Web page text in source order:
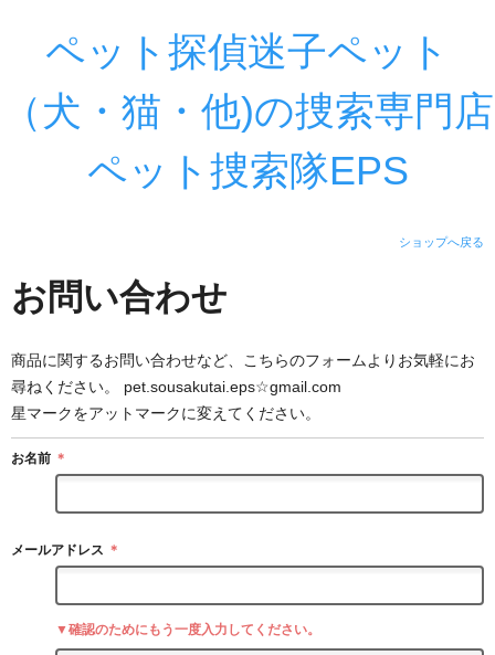
ペット探偵迷子ペット
（犬・猫・他)の捜索専門店
ペット捜索隊EPS
ショップへ戻る
お問い合わせ
商品に関するお問い合わせなど、こちらのフォームよりお気軽にお
尋ねください。 pet.sousakutai.eps☆gmail.com
星マークをアットマークに変えてください。
お名前 ＊
メールアドレス ＊
▼確認のためにもう一度入力してください。